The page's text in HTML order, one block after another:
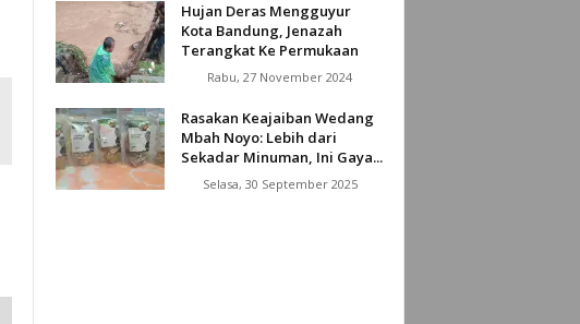
Hujan Deras Mengguyur
Kota Bandung, Jenazah
Terangkat Ke Permukaan
Rabu, 27 November 2024
Rasakan Keajaiban Wedang
Mbah Noyo: Lebih dari
Sekadar Minuman, Ini Gaya...
Selasa, 30 September 2025